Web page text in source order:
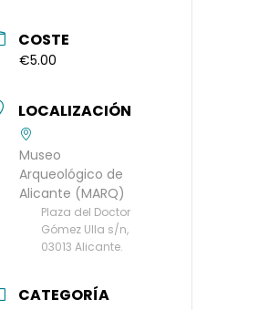
COSTE
€5.00
LOCALIZACIÓN
Museo
Arqueológico de
Alicante (MARQ)
Plaza del Doctor
Gómez Ulla s/n,
03013 Alicante.
CATEGORÍA